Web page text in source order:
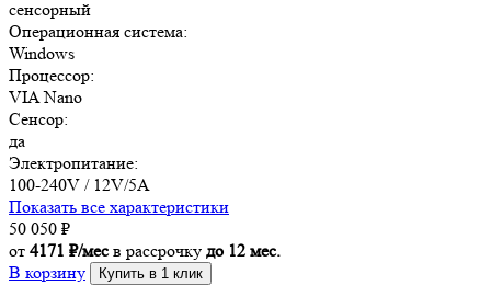
сенсорный
Операционная система:
Windows
Процессор:
VIA Nano
Сенсор:
да
Электропитание:
100-240V / 12V/5A
Показать все характеристики
50 050 ₽
от 4171 ₽/месв рассрочку до 12 мес.
В корзину
Купить в 1 клик